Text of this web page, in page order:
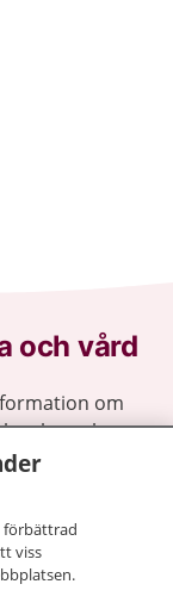
och vård
om
kontakta.
dina
för
förbättrad
viss